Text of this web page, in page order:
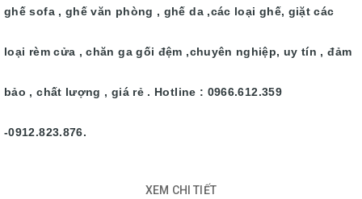
ghế sofa , ghế văn phòng , ghế da ,các loại ghế, giặt các
loại rèm cửa , chăn ga gối đệm ,chuyên nghiệp, uy tín , đảm
bảo , chất lượng , giá rẻ . Hotline : 0966.612.359
-0912.823.876.
XEM CHI TIẾT